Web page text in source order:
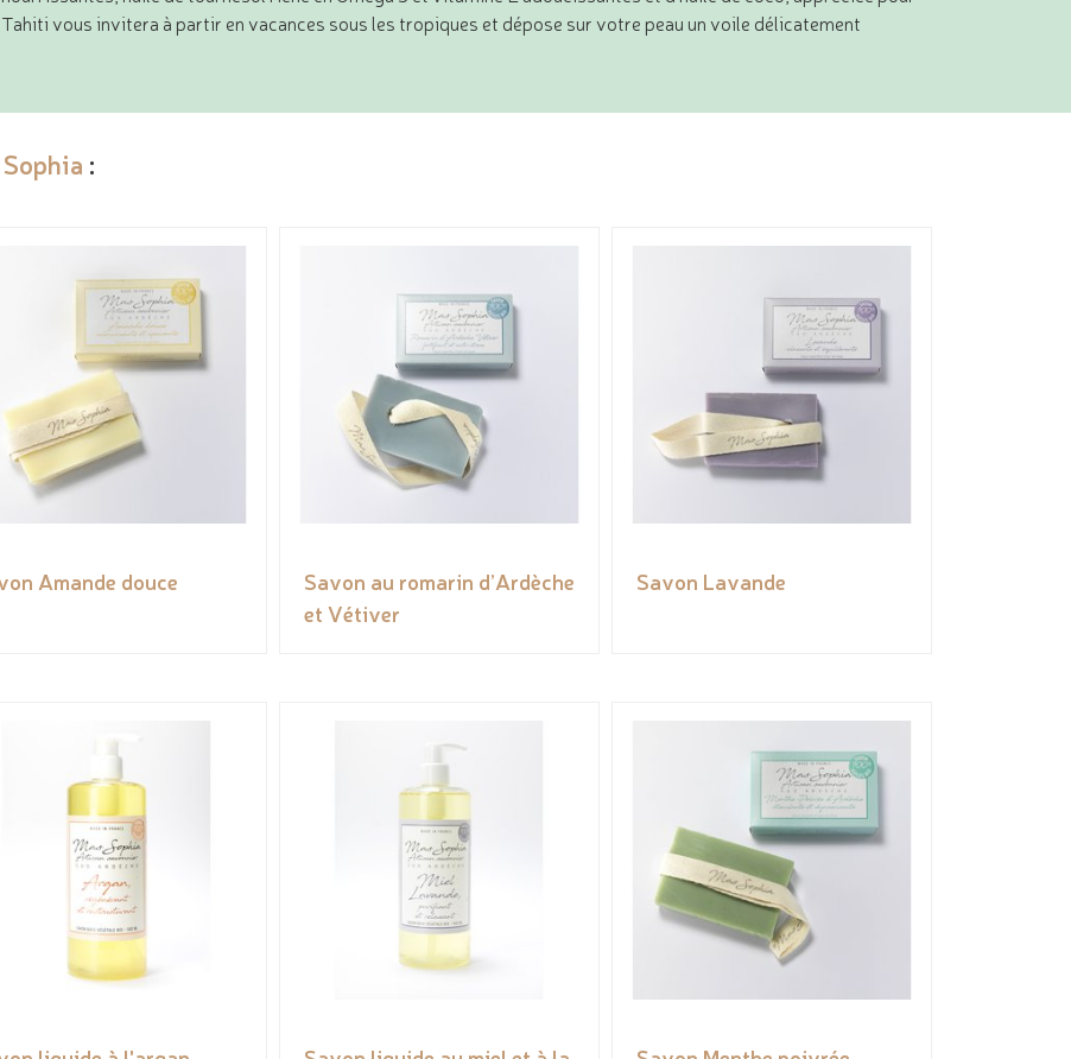
vous invitera à partir en vacances sous les tropiques et dépose sur votre peau un voile délicatement
:
Amande douce
Savon au romarin d’Ardèche
et Vétiver
Savon Lavande